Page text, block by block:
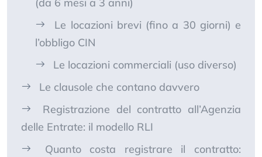
(da 6 mesi a 3 anni)
Le locazioni brevi (fino a 30 giorni) e
l’obbligo CIN
Le locazioni commerciali (uso diverso)
Le clausole che contano davvero
Registrazione del contratto all’Agenzia
delle Entrate: il modello RLI
Quanto costa registrare il contratto: